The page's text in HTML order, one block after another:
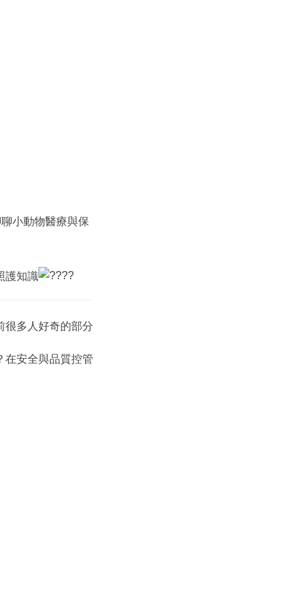
小動物醫療與保
護知識
很多人好奇的部分
在安全與品質控管